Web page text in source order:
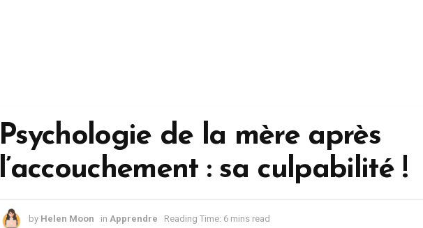
Psychologie de la mère après
l’accouchement : sa culpabilité !
by Helen Moon in Apprendre Reading Time: 6 mins read